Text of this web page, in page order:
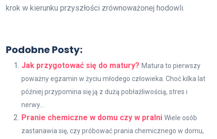
krok w kierunku przyszłości zrównoważonej hodowli.
Podobne Posty:
Jak przygotować się do matury? Matura to pierwszy
poważny egzamin w życiu młodego człowieka. Choć kilka lat
później przypomina się ją z dużą pobłażliwością, stres i
nerwy...
Pranie chemiczne w domu czy w pralni Wiele osób
zastanawia się, czy próbować prania chemicznego w domu,